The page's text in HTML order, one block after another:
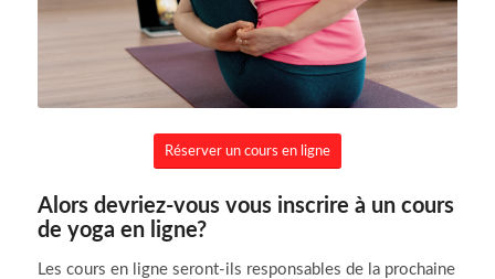
Réserver un cours en ligne
Alors devriez-vous vous inscrire à un cours
de yoga en ligne?
Les cours en ligne seront-ils responsables de la prochaine